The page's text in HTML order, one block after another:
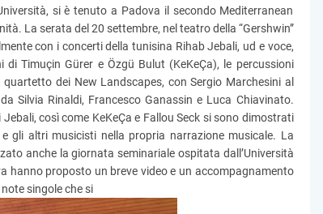
si è tenuto a Padova il secondo Mediterranean
La serata del 20 settembre, nel teatro della “Gershwin”
con i concerti della tunisina Rihab Jebali, ud e voce,
Timuçin Gürer e Özgü Bulut (KeKeÇa), le percussioni
dei New Landscapes, con Sergio Marchesini al
Silvia Rinaldi, Francesco Ganassin e Luca Chiavinato.
così come KeKeÇa e Fallou Seck si sono dimostrati
gli altri musicisti nella propria narrazione musicale. La
anche la giornata seminariale ospitata dall’Università
hanno proposto un breve video e un accompagnamento
singole che si